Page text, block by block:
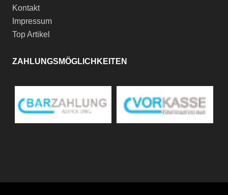
Kontakt
Impressum
Top Artikel
ZAHLUNGSMÖGLICHKEITEN